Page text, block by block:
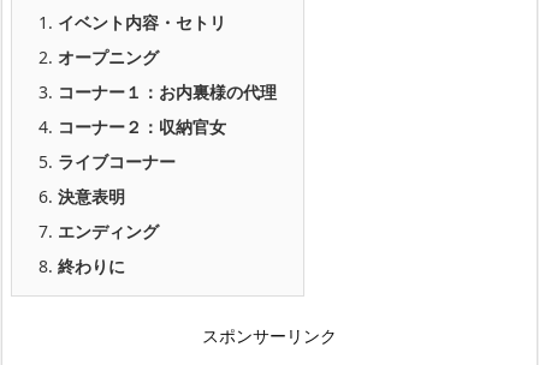
1. イベント内容・セトリ
2. オープニング
3. コーナー１：お内裏様の代理
4. コーナー２：収納官女
5. ライブコーナー
6. 決意表明
7. エンディング
8. 終わりに
スポンサーリンク